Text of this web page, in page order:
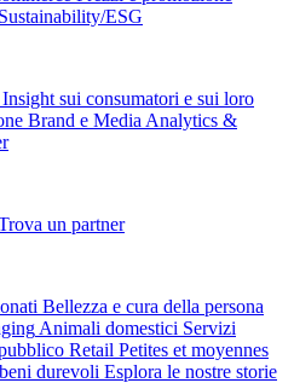
Sustainability/ESG
Insight sui consumatori e sui loro
Brand e Media Analytics &
un partner
Bellezza e cura della persona
Animali domestici Servizi
Retail Petites et moyennes
durevoli Esplora le nostre storie